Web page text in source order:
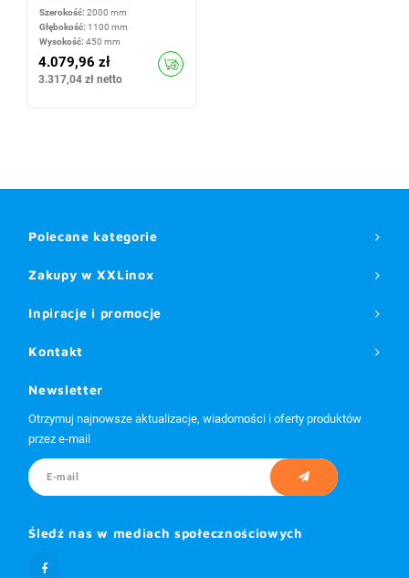
Szerokość: 2000 mm
Głębokość: 1100 mm
Wysokość: 450 mm
4.079,96 zł
3.317,04 zł netto
Zakupy w XXLinox
Inpiracje i promocje
Polecane kategorie
Kontakt
Newsletter
Otrzymuj najnowsze aktualizacje, wiadomości i oferty produktów
przez e-mail
Śledź nas w mediach społecznościowych